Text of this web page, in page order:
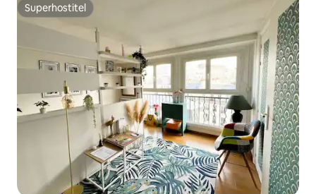
Superhostiteľ
Superhostiteľ